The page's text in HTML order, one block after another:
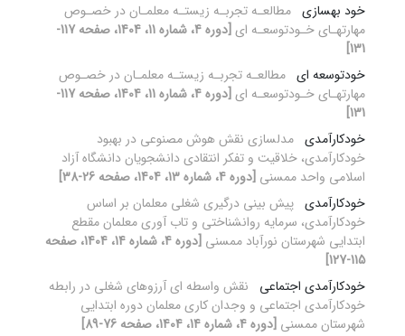
خود بهسازی مطالعـه تجربـه زیستـه معلمـان در خصـوص
مهارتهـای خـودتوسعـه ای
[دوره 4، شماره 11، 1404، صفحه 117-
131]
خودتوسعه ای مطالعـه تجربـه زیستـه معلمـان در خصـوص
مهارتهـای خـودتوسعـه ای
[دوره 4، شماره 11، 1404، صفحه 117-
131]
خودکارآمدی مدلسازی نقش هوش مصنوعی در بهبود
خودکارآمدی، خلاقیت و تفکر انتقادی دانشجویان دانشگاه آزاد
اسلامی واحد ممسنی [دوره 4، شماره 13، 1404، صفحه 26-38]
خودکارآمدی پیش بینی درگیری شغلی معلمان بر اساس
خودکارآمدی، سرمایه روانشناختی و تاب آوری معلمان مقطع
ابتدایی شهرستان نورآباد ممسنی
[دوره 4، شماره 14، 1404، صفحه
115-127]
خودکارآمدی اجتماعی
نقش واسطه ای آرزوهای شغلی در رابطه
خودکارآمدی اجتماعی و وجدان کاری معلمان دوره ابتدایی
شهرستان ممسنی [دوره 4، شماره 14، 1404، صفحه 76-89]